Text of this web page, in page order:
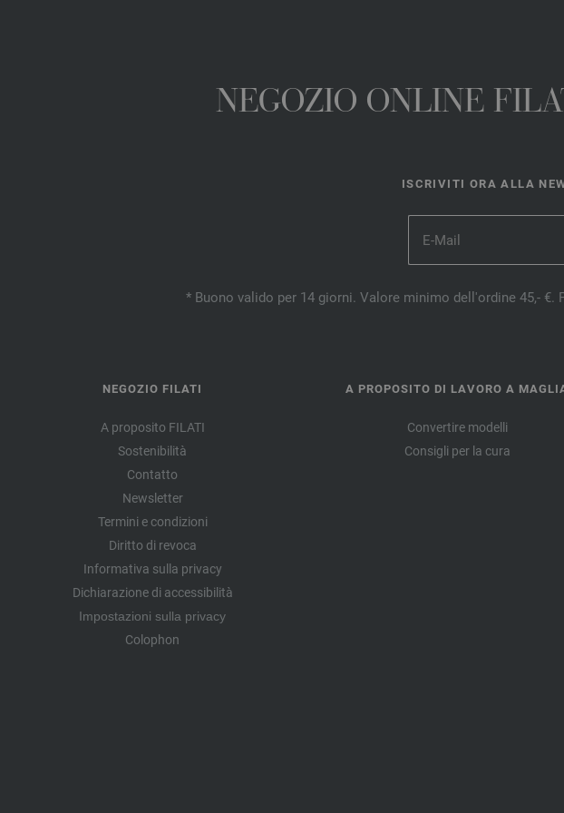
NEGOZIO ONLINE
ISCRIVITI ORA ALLA
* Buono valido per 14 giorni. Valore minimo dell'ordine 45,-
NEGOZIO FILATI
A proposito FILATI
Sostenibilità
Contatto
Newsletter
Termini e condizioni
Diritto di revoca
Informativa sulla privacy
Dichiarazione di accessibilità
Impostazioni sulla privacy
Colophon
A PROPOSITO DI LAVORO A
Convertire modelli
Consigli per la cura